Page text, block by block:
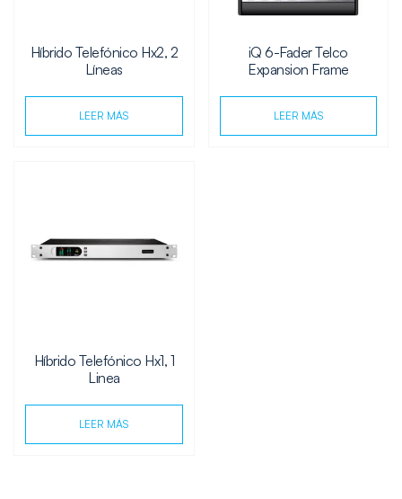
Híbrido Telefónico Hx2, 2
Líneas
LEER MÁS
iQ 6-Fader Telco
Expansion Frame
LEER MÁS
Híbrido Telefónico Hx1, 1
Linea
LEER MÁS